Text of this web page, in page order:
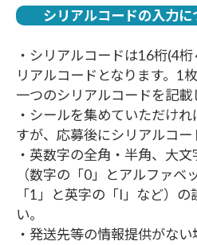
シリアルコードの入
・シリアルコードは16桁(4
リアルコードとなります。1
一つのシリアルコードを記載
・シールを集めていただけ
すが、応募後にシリアルコー
・英数字の全角・半角、大
（数字の「0」とアルファベ
「1」と英字の「I」など）
い。
・発送先等の情報提供がな